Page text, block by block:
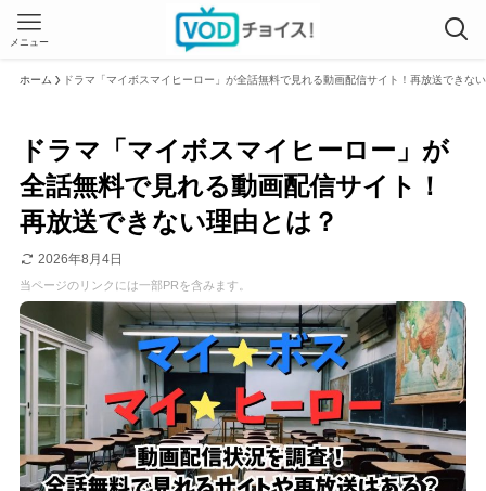
メニュー
ホーム ドラマ「マイボスマイヒーロー」が全話無料で見れる動画配信サイト！再放送できな
ドラマ「マイボスマイヒーロー」が
全話無料で見れる動画配信サイト！
再放送できない理由とは？
2026年8月4日
当ページのリンクには一部PRを含みます。